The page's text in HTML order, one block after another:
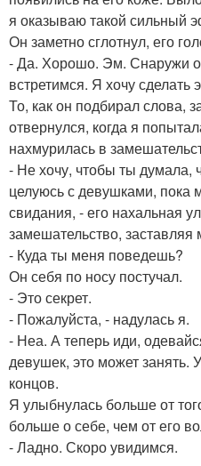
я оказываю такой сильный
Он заметно сглотнул, его
- Да. Хорошо. Эм. Снаружи
встретимся. Я хочу сделать
То, как он подбирал слова,
отвернулся, когда я
нахмурилась в
- Не хочу, чтобы ты думала,
целуюсь с девушками, пока
свидания, - его нахальная
замешательство, заставляя
- Куда ты меня поведешь?
Он себя по носу постучал.
- Это секрет.
- Пожалуйста, - надулась я.
- Неа. А теперь иди,
девушек, это может занять.
концов.
Я улыбнулась больше от
больше о себе, чем от его
- Ладно. Скоро увидимся.